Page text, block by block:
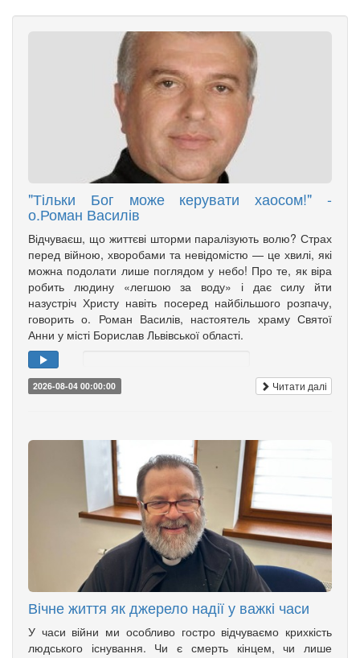
"Тільки Бог може керувати хаосом!" -
о.Роман Василів
Відчуваєш, що життєві шторми паралізують волю? Страх
перед війною, хворобами та невідомістю — це хвилі, які
можна подолати лише поглядом у небо! Про те, як віра
робить людину «легшою за воду» і дає силу йти
назустріч Христу навіть посеред найбільшого розпачу,
говорить о. Роман Василів, настоятель храму Святої
Анни у місті Борислав Львівської області.
2026-08-04 00:00:00 Читати далі
Вічне життя як джерело надії у важкі часи
У часи війни ми особливо гостро відчуваємо крихкість
людського існування. Чи є смерть кінцем, чи лише